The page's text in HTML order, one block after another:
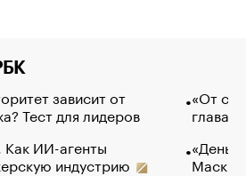
зависит от
Тест для лидеров
Как ИИ-агенты
индустрию
«От
глава
Маск в